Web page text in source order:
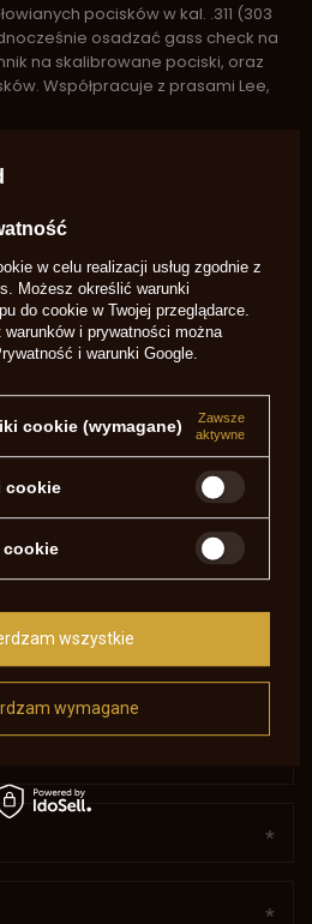
pocisków w kal. .311 (303
osadzać gass check na
na skalibrowane pociski, oraz
Współpracuje z prasami Lee,
i
Zadaj pytanie
SWOJĄ OPINIĘ
Twoja ocena:
produktu:
w celu realizacji usług zgodnie z
. Możesz określić warunki
do cookie w Twojej przeglądarce.
i prywatności można
i warunki Google
cookie (wymagane)
Zawsze
aktywne
cookie
cookie
wymagane
wszystkie